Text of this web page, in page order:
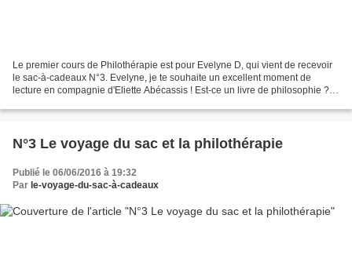
Le premier cours de Philothérapie est pour Evelyne D, qui vient de recevoir
le sac-à-cadeaux N°3. Evelyne, je te souhaite un excellent moment de
lecture en compagnie d'Eliette Abécassis ! Est-ce un livre de philosophie ?
N°3 Le voyage du sac et la philothérapie
Publié le 06/06/2016 à 19:32
Par le-voyage-du-sac-à-cadeaux